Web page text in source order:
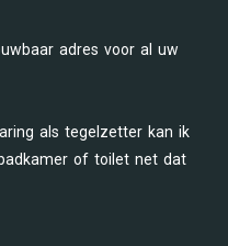
adres voor al uw
als tegelzetter kan ik
of toilet net dat